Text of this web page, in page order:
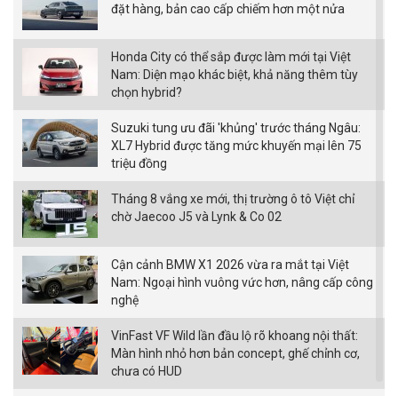
đặt hàng, bản cao cấp chiếm hơn một nửa
Honda City có thể sắp được làm mới tại Việt
Nam: Diện mạo khác biệt, khả năng thêm tùy
chọn hybrid?
Suzuki tung ưu đãi 'khủng' trước tháng Ngâu:
XL7 Hybrid được tăng mức khuyến mại lên 75
triệu đồng
Tháng 8 vắng xe mới, thị trường ô tô Việt chỉ
chờ Jaecoo J5 và Lynk & Co 02
Cận cảnh BMW X1 2026 vừa ra mắt tại Việt
Nam: Ngoại hình vuông vức hơn, nâng cấp công
nghệ
VinFast VF Wild lần đầu lộ rõ khoang nội thất:
Màn hình nhỏ hơn bản concept, ghế chỉnh cơ,
chưa có HUD